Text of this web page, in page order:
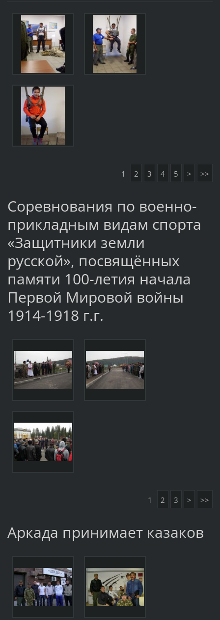
1 2 3 4 5 > >>
Соревнования по военно-
прикладным видам спорта
«Защитники земли
русской», посвящённых
памяти 100-летия начала
Первой Мировой войны
1914-1918 г.г.
1 2 3 > >>
Аркада принимает казаков